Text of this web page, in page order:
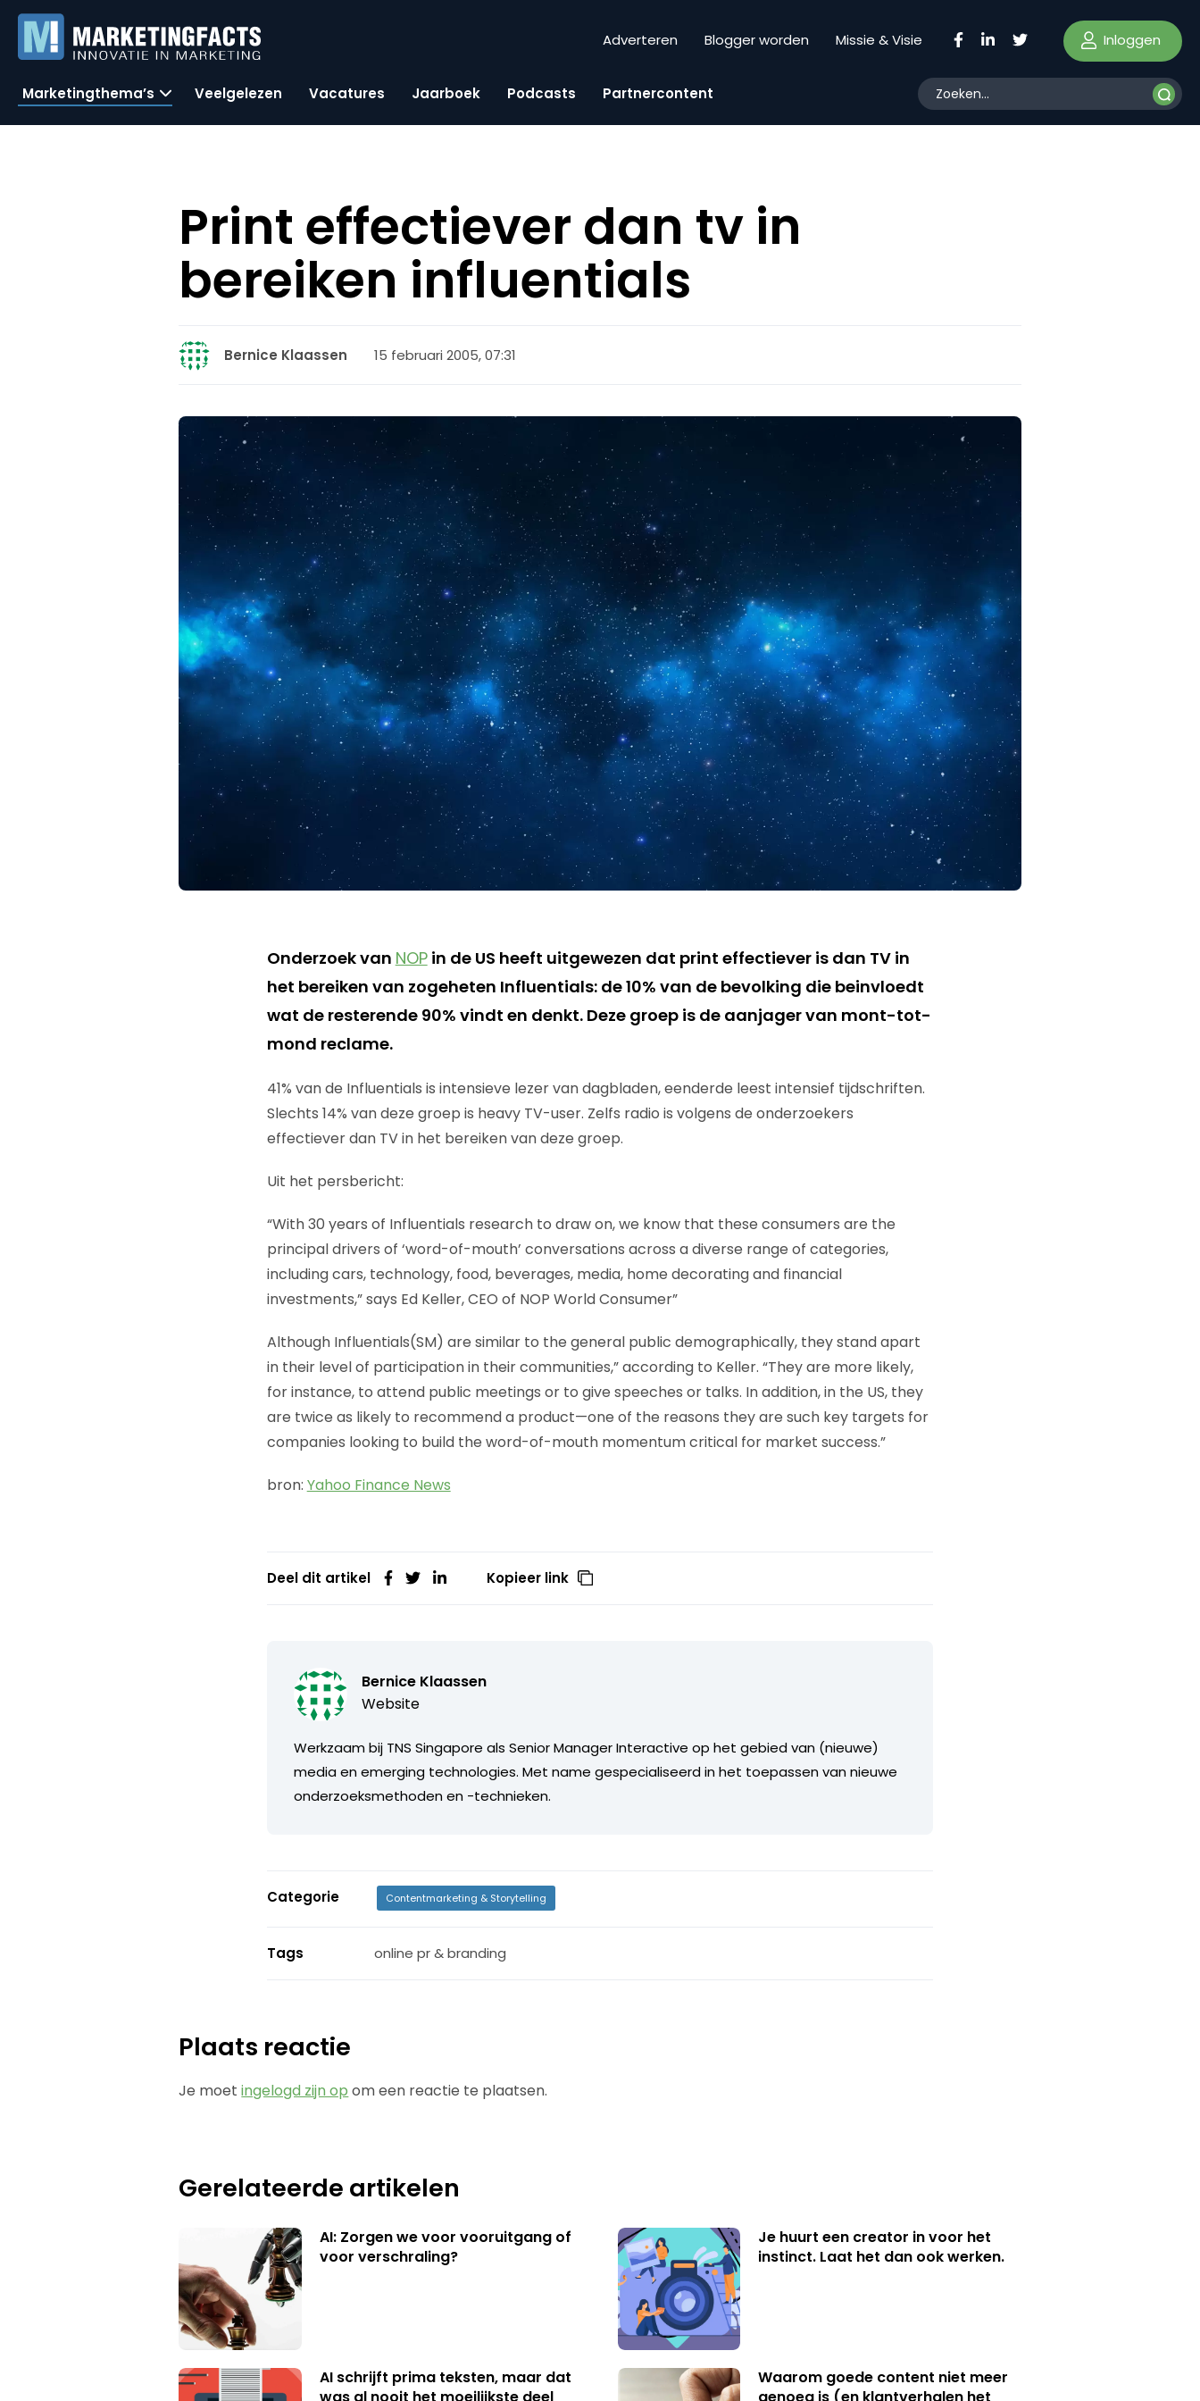
Adverteren Blogger worden Missie & Visie Inloggen
Marketingthema’s Veelgelezen Vacatures Jaarboek Podcasts Partnercontent
Print effectiever dan tv in
bereiken influentials
Bernice Klaassen 15 februari 2005, 07:31
Onderzoek van NOPin de US heeft uitgewezen dat print effectiever is dan TV in
het bereiken van zogeheten Influentials: de 10% van de bevolking die beinvloedt
wat de resterende 90% vindt en denkt. Deze groep is de aanjager van mont-tot-
mond reclame.
41% van de Influentials is intensieve lezer van dagbladen, eenderde leest intensief tijdschriften.
Slechts 14% van deze groep is heavy TV-user. Zelfs radio is volgens de onderzoekers
effectiever dan TV in het bereiken van deze groep.
Uit het persbericht:
“With 30 years of Influentials research to draw on, we know that these consumers are the
principal drivers of ‘word-of-mouth’ conversations across a diverse range of categories,
including cars, technology, food, beverages, media, home decorating and financial
investments,” says Ed Keller, CEO of NOP World Consumer”
Although Influentials(SM) are similar to the general public demographically, they stand apart
in their level of participation in their communities,” according to Keller. “They are more likely,
for instance, to attend public meetings or to give speeches or talks. In addition, in the US, they
are twice as likely to recommend a product—one of the reasons they are such key targets for
companies looking to build the word-of-mouth momentum critical for market success.”
bron: Yahoo Finance News
Deel dit artikel Kopieer link
Bernice Klaassen
Website
Werkzaam bij TNS Singapore als Senior Manager Interactive op het gebied van (nieuwe)
media en emerging technologies. Met name gespecialiseerd in het toepassen van nieuwe
onderzoeksmethoden en -technieken.
Categorie Contentmarketing & Storytelling
Tags online pr & branding
Plaats reactie
Je moetingelogd zijn op om een reactie te plaatsen.
Gerelateerde artikelen
AI: Zorgen we voor vooruitgang of
voor verschraling?
Je huurt een creator in voor het
instinct. Laat het dan ook werken.
AI schrijft prima teksten, maar dat
Waarom goede content niet meer